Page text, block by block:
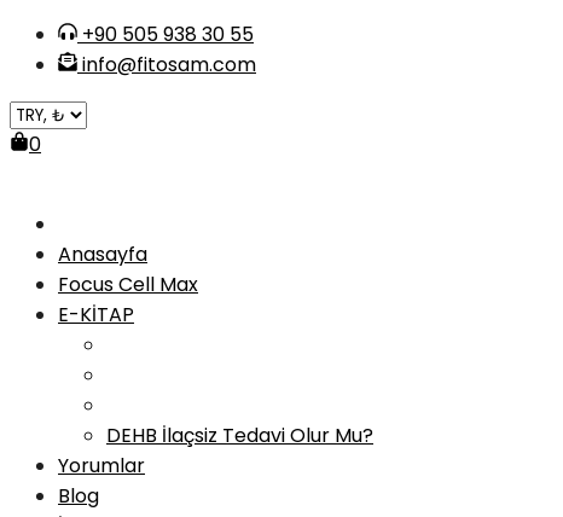
Skip
+90 505 938 30 55
info@fitosam.com
0
Anasayfa
Focus Cell Max
E-KİTAP
DEHB İlaçsiz Tedavi Olur Mu?
Yorumlar
Blog